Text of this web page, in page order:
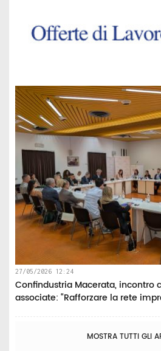
27/05/2026 12:24
Confindustria Macerata, incontro
associate: “Rafforzare la rete
MOSTRA TUTTI GLI